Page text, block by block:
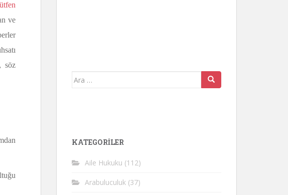
ve
söz
Arama
KATEGORİLER
Aile Hukuku (112)
Arabuluculuk (37)